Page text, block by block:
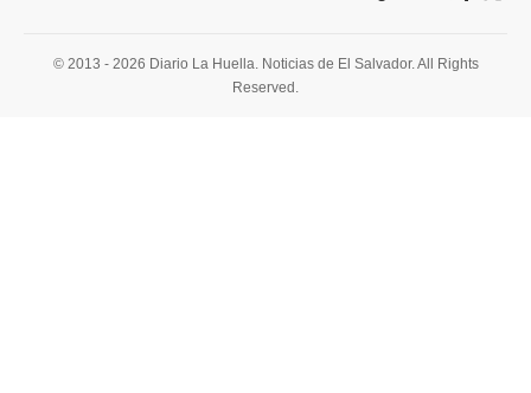
© 2013 - 2026 Diario La Huella. Noticias de El Salvador. All Rights
Reserved.